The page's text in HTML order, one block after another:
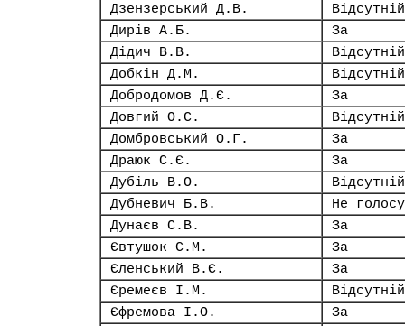
Дзензерський Д.В.
Відсутній
Дирів А.Б.
За
Дідич В.В.
Відсутній
Добкін Д.М.
Відсутній
Добродомов Д.Є.
За
Довгий О.С.
Відсутній
Домбровський О.Г.
За
Драюк С.Є.
За
Дубіль В.О.
Відсутній
Дубневич Б.В.
Не
Дунаєв С.В.
За
Євтушок С.М.
За
Єленський В.Є.
За
Єремеєв І.М.
Відсутній
Єфремова І.О.
За